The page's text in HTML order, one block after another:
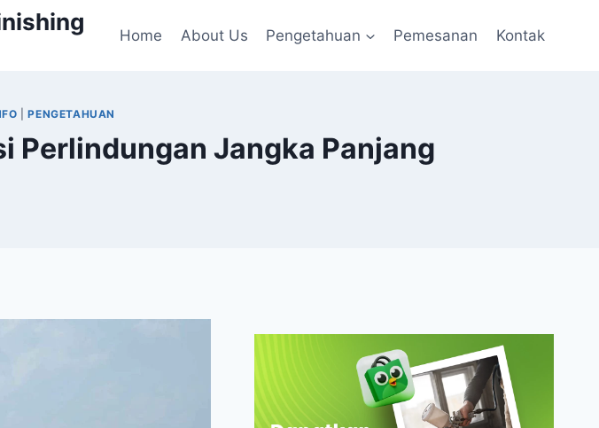
Home About Us Pengetahuan Pemesanan Kontak
|PENGETAHUAN
Perlindungan Jangka Panjang